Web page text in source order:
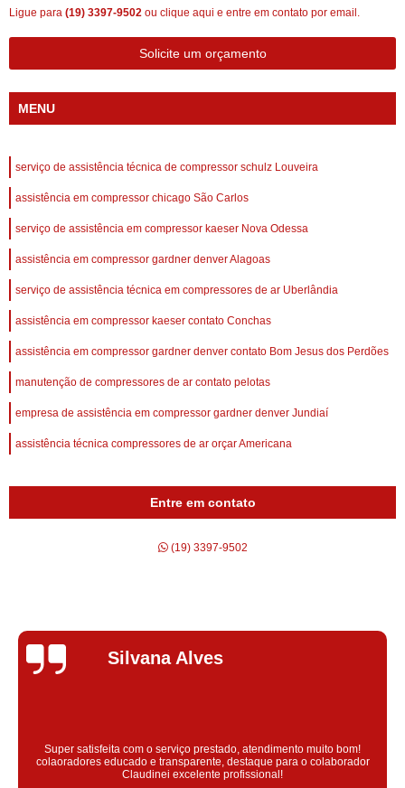
Ligue para (19) 3397-9502 ou clique aqui e entre em contato por email.
Solicite um orçamento
MENU
serviço de assistência técnica de compressor schulz Louveira
assistência em compressor chicago São Carlos
serviço de assistência em compressor kaeser Nova Odessa
assistência em compressor gardner denver Alagoas
serviço de assistência técnica em compressores de ar Uberlândia
assistência em compressor kaeser contato Conchas
assistência em compressor gardner denver contato Bom Jesus dos Perdões
manutenção de compressores de ar contato pelotas
empresa de assistência em compressor gardner denver Jundiaí
assistência técnica compressores de ar orçar Americana
Entre em contato
(19) 3397-9502
Silvana Alves
Super satisfeita com o serviço prestado, atendimento muito bom!
colaoradores educado e transparente, destaque para o colaborador
Claudinei excelente profissional!